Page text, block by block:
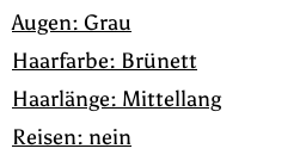
Augen: Grau
Haarfarbe: Brünett
Haarlänge: Mittellang
Reisen: nein